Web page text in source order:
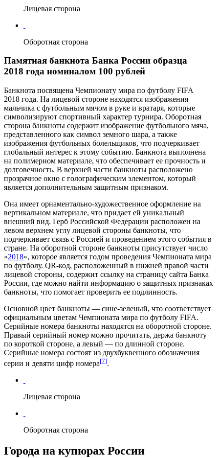
Лицевая сторона
Оборотная сторона
Памятная банкнота Банка России образца
2018 года номиналом 100 рублей
Банкнота посвящена Чемпионату мира по футболу FIFA
2018 года. На лицевой стороне находятся изображения
мальчика с футбольным мячом в руке и вратаря, которые
символизируют спортивный характер турнира. Оборотная
сторона банкноты содержит изображение футбольного мяча,
представленного как символ земного шара, а также
изображения футбольных болельщиков, что подчеркивает
глобальный интерес к этому событию. Банкнота выполнена
на полимерном материале, что обеспечивает ее прочность и
долговечность. В верхней части банкноты расположено
прозрачное окно с голографическим элементом, который
является дополнительным защитным признаком.
Она имеет орнаментально-художественное оформление на
вертикальном материале, что придает ей уникальный
внешний вид. Герб Российской Федерации расположен на
левом верхнем углу лицевой стороны банкноты, что
подчеркивает связь с Россией и проведением этого события в
стране. На оборотной стороне банкноты присутствует число
«2018», которое является годом проведения Чемпионата мира
по футболу. QR-код, расположенный в нижней правой части
лицевой стороны, содержит ссылку на страницу сайта Банка
России, где можно найти информацию о защитных признаках
банкноты, что помогает проверить ее подлинность.
Основной цвет банкноты — сине-зеленый, что соответствует
официальным цветам Чемпионата мира по футболу FIFA.
Серийные номера банкноты находятся на оборотной стороне.
Правый серийный номер можно прочитать, держа банкноту
по короткой стороне, а левый — по длинной стороне.
Серийные номера состоят из двухбуквенного обозначения
серии и девяти цифр номера[7].
Лицевая сторона
Оборотная сторона
Города на купюрах России